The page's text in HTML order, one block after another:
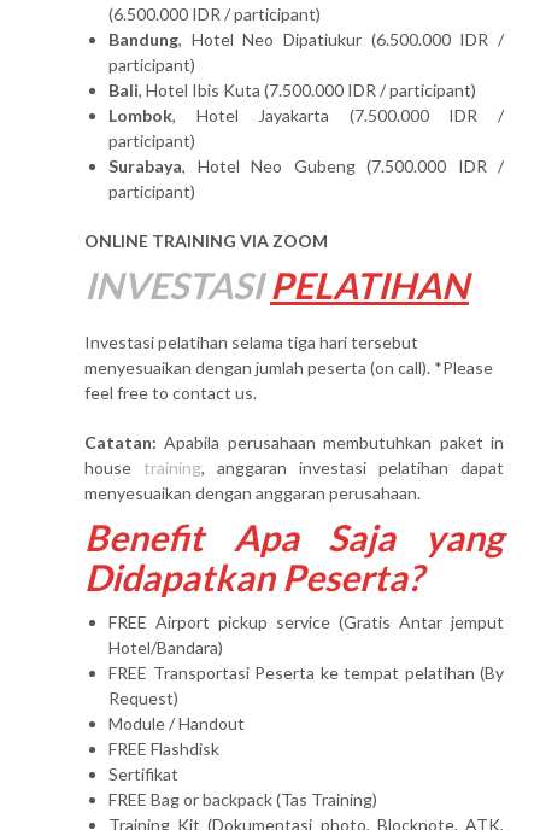
(6.500.000 IDR / participant)
Bandung, Hotel Neo Dipatiukur (6.500.000 IDR /
participant)
Bali, Hotel Ibis Kuta (7.500.000 IDR / participant)
Lombok, Hotel Jayakarta (7.500.000 IDR /
participant)
Surabaya, Hotel Neo Gubeng (7.500.000 IDR /
participant)
ONLINE TRAINING VIA ZOOM
INVESTASI PELATIHAN
Investasi pelatihan selama tiga hari tersebut
menyesuaikan dengan jumlah peserta (on call). *Please
feel free to contact us.
Catatan: Apabila perusahaan membutuhkan paket in
house training, anggaran investasi pelatihan dapat
menyesuaikan dengan anggaran perusahaan.
Benefit Apa Saja yang
Didapatkan Peserta?
FREE Airport pickup service (Gratis Antar jemput
Hotel/Bandara)
FREE Transportasi Peserta ke tempat pelatihan (By
Request)
Module / Handout
FREE Flashdisk
Sertifikat
FREE Bag or backpack (Tas Training)
Training Kit (Dokumentasi photo, Blocknote, ATK,